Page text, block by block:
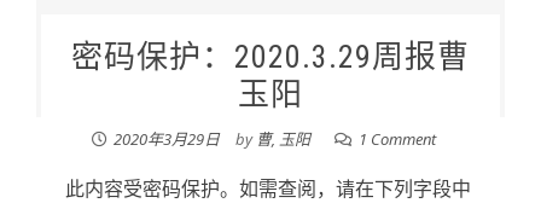
密码保护：2020.3.29周报曹
玉阳
2020年3月29日 by 曹, 玉阳 1 Comment
此内容受密码保护。如需查阅，请在下列字段中